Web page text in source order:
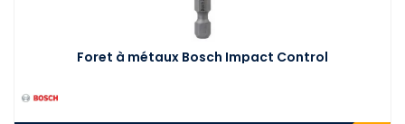
Foret à métaux Bosch Impact Control